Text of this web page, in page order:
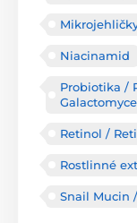
Niacinamid
Probiotika /
Retinol /
Rostlinné
Snail Mucin